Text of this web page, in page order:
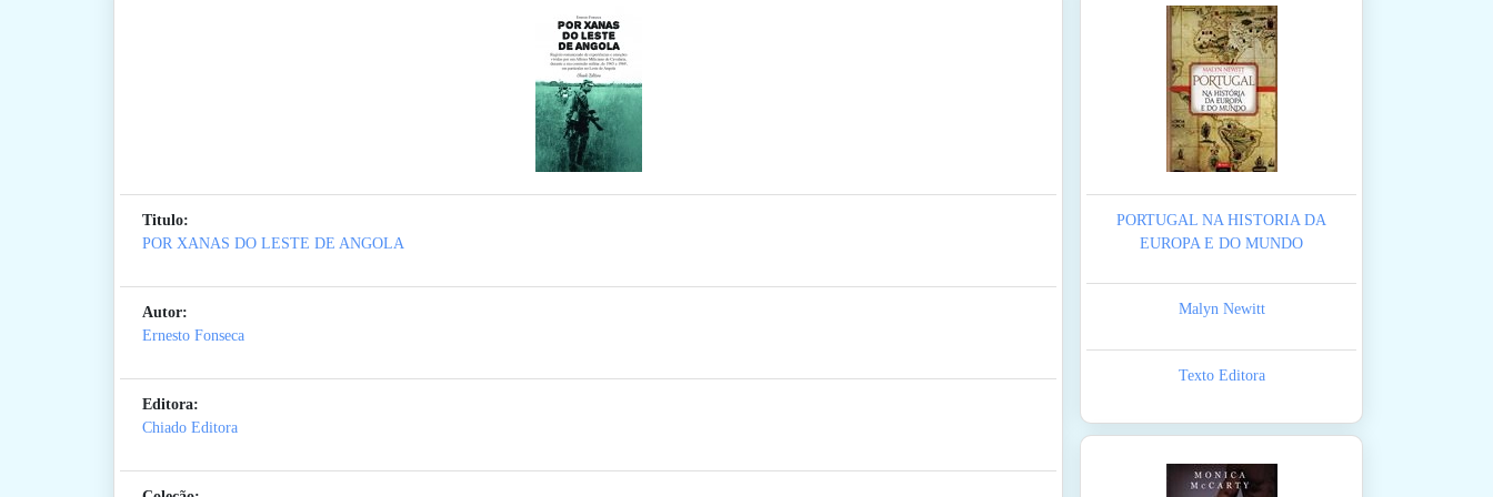
Titulo:
POR XANAS DO LESTE DE ANGOLA
Autor:
Ernesto Fonseca
Editora:
Chiado Editora
PORTUGAL NA HISTORIA DA
EUROPA E DO MUNDO
Malyn Newitt
Texto Editora